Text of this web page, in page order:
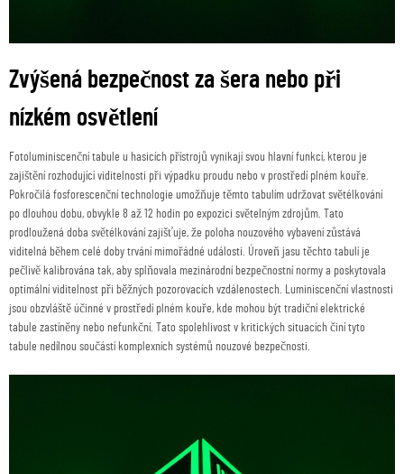
Zvýšená bezpečnost za šera nebo při
nízkém osvětlení
Fotoluminiscenční tabule u hasicích přístrojů vynikají svou hlavní funkcí, kterou je
zajištění rozhodující viditelnosti při výpadku proudu nebo v prostředí plném kouře.
Pokročilá fosforescenční technologie umožňuje těmto tabulím udržovat světélkování
po dlouhou dobu, obvykle 8 až 12 hodin po expozici světelným zdrojům. Tato
prodloužená doba světélkování zajišťuje, že poloha nouzového vybavení zůstává
viditelná během celé doby trvání mimořádné události. Úroveň jasu těchto tabulí je
pečlivě kalibrována tak, aby splňovala mezinárodní bezpečnostní normy a poskytovala
optimální viditelnost při běžných pozorovacích vzdálenostech. Luminiscenční vlastnosti
jsou obzvláště účinné v prostředí plném kouře, kde mohou být tradiční elektrické
tabule zastíněny nebo nefunkční. Tato spolehlivost v kritických situacích činí tyto
tabule nedílnou součástí komplexních systémů nouzové bezpečnosti.